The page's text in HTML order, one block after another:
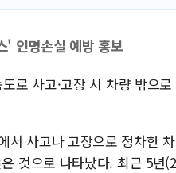
' 인명손실 예방 홍보
로 사고·고장 시 차량 밖으
서 사고나 고장으로 정차한
것으로 나타났다. 최근 5년